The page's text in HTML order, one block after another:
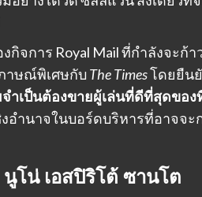
กิจการ Royal Mail ที่กำลังจะ
าษณ์พิเศษกับThe Timesโดยยืน
ำเป็นต้องขายผู้เล่นที่ดีที่สุดของ
ำนาจในบอร์ดบริหารที่อาจจะ
โน่ เอสปิริโต้ ซานโต